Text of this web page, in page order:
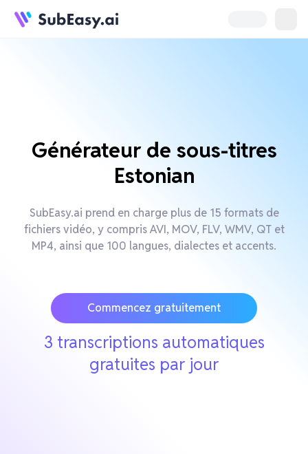
Générateur de sous-titres
Estonian
SubEasy.ai prend en charge plus de 15 formats de
fichiers vidéo, y compris AVI, MOV, FLV, WMV, QT et
MP4, ainsi que 100 langues, dialectes et accents.
Commencez gratuitement
3 transcriptions automatiques
gratuites par jour